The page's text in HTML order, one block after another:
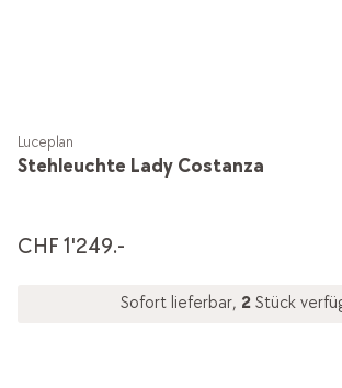
Stehleuchte Lady Costanza
Luceplan
CHF 1'249.-
Sofort lieferbar, 2 Stück